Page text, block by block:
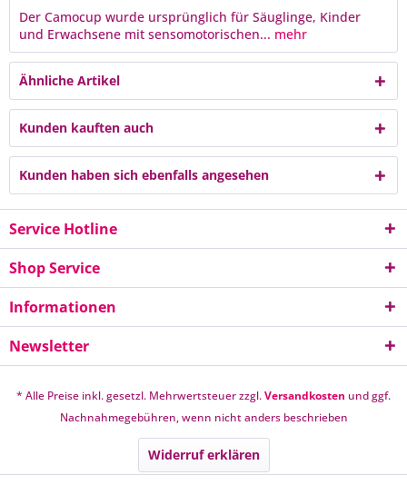
Der Camocup wurde ursprünglich für Säuglinge, Kinder
und Erwachsene mit sensomotorischen... mehr
Ähnliche Artikel
Kunden kauften auch
Kunden haben sich ebenfalls angesehen
Service Hotline
Shop Service
Informationen
Newsletter
* Alle Preise inkl. gesetzl. Mehrwertsteuer zzgl.Versandkosten und ggf.
Nachnahmegebühren, wenn nicht anders beschrieben
Widerruf erklären